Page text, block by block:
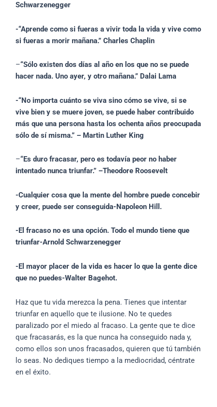
Schwarzenegger
-“Aprende como si fueras a vivir toda la vida y vive como
si fueras a morir mañana.” Charles Chaplin
–“Sólo existen dos días al año en los que no se puede
hacer nada. Uno ayer, y otro mañana.” Dalai Lama
-“No importa cuánto se viva sino cómo se vive, si se
vive bien y se muere joven, se puede haber contribuido
más que una persona hasta los ochenta años preocupada
sólo de sí misma.” – Martin Luther King
–“Es duro fracasar, pero es todavía peor no haber
intentado nunca triunfar.” –Theodore Roosevelt
-Cualquier cosa que la mente del hombre puede concebir
y creer, puede ser conseguida-Napoleon Hill.
-El fracaso no es una opción. Todo el mundo tiene que
triunfar-Arnold Schwarzenegger
-El mayor placer de la vida es hacer lo que la gente dice
que no puedes-Walter Bagehot.
Haz que tu vida merezca la pena. Tienes que intentar
triunfar en aquello que te ilusione. No te quedes
paralizado por el miedo al fracaso. La gente que te dice
que fracasarás, es la que nunca ha conseguido nada y,
como ellos son unos fracasados, quieren que tú también
lo seas. No dediques tiempo a la mediocridad, céntrate
en el éxito.